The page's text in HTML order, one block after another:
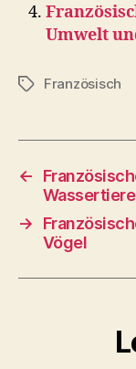
Umwelt
TagsFranzösisch
←
Wassertiere
→
Vögel